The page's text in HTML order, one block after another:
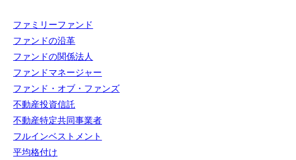
ファミリーファンド
ファンドの沿革
ファンドの関係法人
ファンドマネージャー
ファンド・オブ・ファンズ
不動産投資信託
不動産特定共同事業者
フルインベストメント
平均格付け